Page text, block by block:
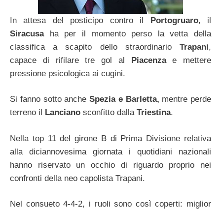
In attesa del posticipo contro il Portogruaro, il
Siracusaha per il momento perso la vetta della
classifica a scapito dello straordinario Trapani,
capace di rifilare tre gol al Piacenzae mettere
pressione psicologica ai cugini.
Si fanno sotto anche Spezia e Barletta, mentre perde
terreno il
Lanciano sconfitto dalla Triestina.
Nella top 11 del girone B di Prima Divisione relativa
alla diciannovesima giornata i quotidiani nazionali
hanno riservato un occhio di riguardo proprio nei
confronti della neo capolista Trapani.
Nel consueto 4-4-2, i ruoli sono così coperti: miglior